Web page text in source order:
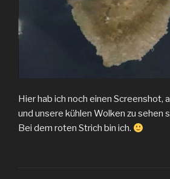
Hier hab ich noch einen Screenshot,
und unsere kühlen Wolken zu sehen
Bei dem roten Strich bin ich.